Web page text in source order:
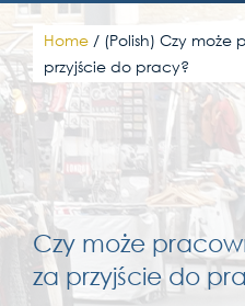
Home / (Polish) Czy
przyjście do pracy?
Czy może
za przyjście do